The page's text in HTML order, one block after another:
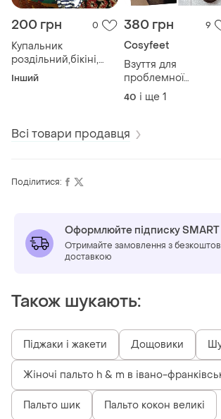
200 грн 0
Купальник
роздільний,бікіні,
новий
Інший
380 грн 9
Cosyfeet
Взуття для
проблемної
стопи.жіночі туфлі
широку стопу.
40 і ще 1
Всі товари продавця
Поділитися:
Оформлюйте підписку SMART
Отримайте замовлення з
доставкою
Також шукають:
Піджаки і жакети Дощовики
Жіночі пальто h & m в івано-
Пальто шик Пальто кокон великі